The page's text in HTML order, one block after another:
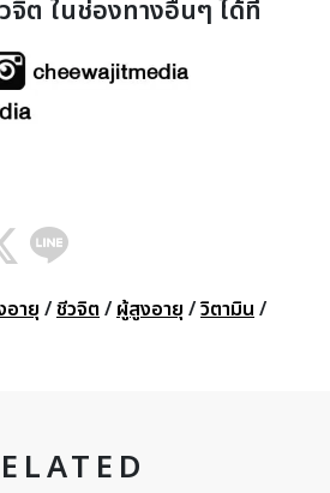
จิต ในช่องทางอื่นๆ ได้ที่
อายุ /ชีวจิต / ผู้สูงอายุ /วิตามิน /